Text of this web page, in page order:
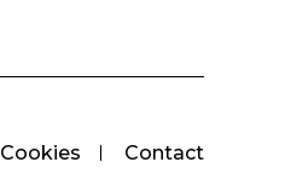
Cookies Contact